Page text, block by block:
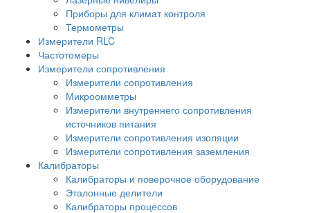
Приборы для климат контроля
Термометры
Измерители RLC
Частотомеры
Измерители сопротивления
Измерители сопротивления
Микроомметры
Измерители внутреннего сопротивления
источников питания
Измерители сопротивления изоляции
Измерители сопротивления заземления
Калибраторы
Калибраторы и поверочное оборудование
Эталонные делители
Калибраторы процессов